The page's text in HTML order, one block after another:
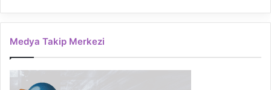
Medya Takip Merkezi